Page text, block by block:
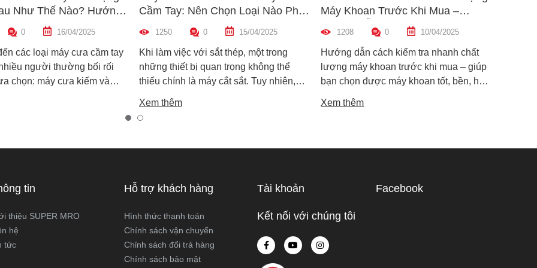
Như Thế Nào? Hướng
Máy Phù Hợp
0 16/04/2025
các loại máy cưa cầm tay
người thường bối rối
chọn: máy cưa kiếm và
việc cắt gỗ, sắt, nhựa và
như thế nào? Loại nào sẽ
công việc của bạn hơn?
Cầm Tay: Nên Chọn Loại Nào Phù
Hợp Nhất?
1250 0 15/04/2025
Khi làm việc với sắt thép, một trong
những thiết bị quan trọng không thể
thiếu chính là máy cắt sắt. Tuy nhiên,
biến là máy cắt sắt để bàn và máy cắt
sắt cầm tay, khiến nhiều người phân vân
và tư vấn chọn lựa loại máy phù hợp
nhất với nhu cầu sử dụng thực tế.
Xem thêm
Máy Khoan Trước Khi Mua –
Hướng Dẫn Chi Tiết Cho Người
1208 0 10/04/2025
Hướng dẫn cách kiểm tra nhanh chất
lượng máy khoan trước khi mua – giúp
bạn chọn được máy khoan tốt, bền, hoạt
chất lượng.
Xem thêm
tin
thiệu SUPER MRO
hệ
tức
Hỗ trợ khách hàng
Hình thức thanh toán
Chính sách vận chuyển
Chỉnh sách đổi trả hàng
Chính sách bảo mật
Tài khoản
Kết nối với chúng tôi
Facebook